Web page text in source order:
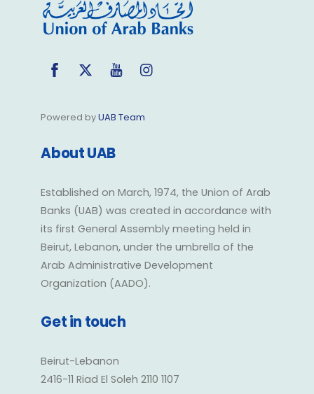
Facebook
Twitter YouTube
Powered byUAB Team
About UAB
Established on March, 1974, the Union of Arab
Banks (UAB) was created in accordance with
its first General Assembly meeting held in
Beirut, Lebanon, under the umbrella of the
Arab Administrative Development
Organization (AADO).
Get in touch
Beirut-Lebanon
2416-11 Riad El Soleh 2110 1107